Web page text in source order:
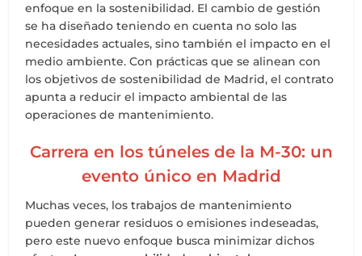
enfoque en la sostenibilidad. El cambio de gestión
se ha diseñado teniendo en cuenta no solo las
necesidades actuales, sino también el impacto en el
medio ambiente. Con prácticas que se alinean con
los objetivos de sostenibilidad de Madrid, el contrato
apunta a reducir el impacto ambiental de las
operaciones de mantenimiento.
Carrera en los túneles de la M-30: un
evento único en Madrid
Muchas veces, los trabajos de mantenimiento
pueden generar residuos o emisiones indeseadas,
pero este nuevo enfoque busca minimizar dichos